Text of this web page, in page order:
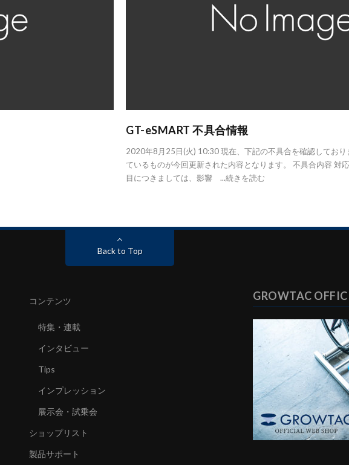
GT-eSMART 不具合情報
2020年8月25日(火) 10:30 現在、下記の不具合を確認してお
ているものが今回更新された内容となります。 不具合内容 対
目につきましては、影響 ...続きを読む
Back to Top
コンテンツ
特集・連載
インタビュー
Tips
インプレッション
展示会・試乗会
ショップリスト
製品サポート
GROWTAC